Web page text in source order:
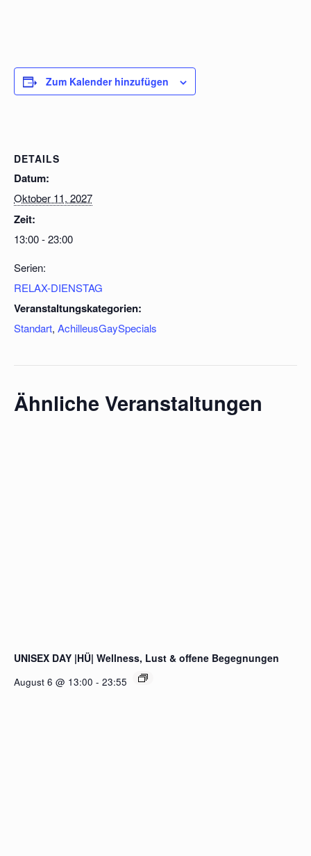
Zum Kalender hinzufügen
DETAILS
Datum:
Oktober 11, 2027
Zeit:
13:00 - 23:00
Serien:
RELAX-DIENSTAG
Veranstaltungskategorien:
Standart, AchilleusGaySpecials
Ähnliche Veranstaltungen
UNISEX DAY |HÜ| Wellness, Lust & offene Begegnungen
August 6 @ 13:00 - 23:55